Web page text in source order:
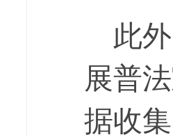
此
展普法
据收